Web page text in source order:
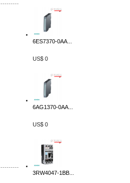
6ES7370-0AA...
US$ 0
6AG1370-0AA...
US$ 0
3RW4047-1BB...